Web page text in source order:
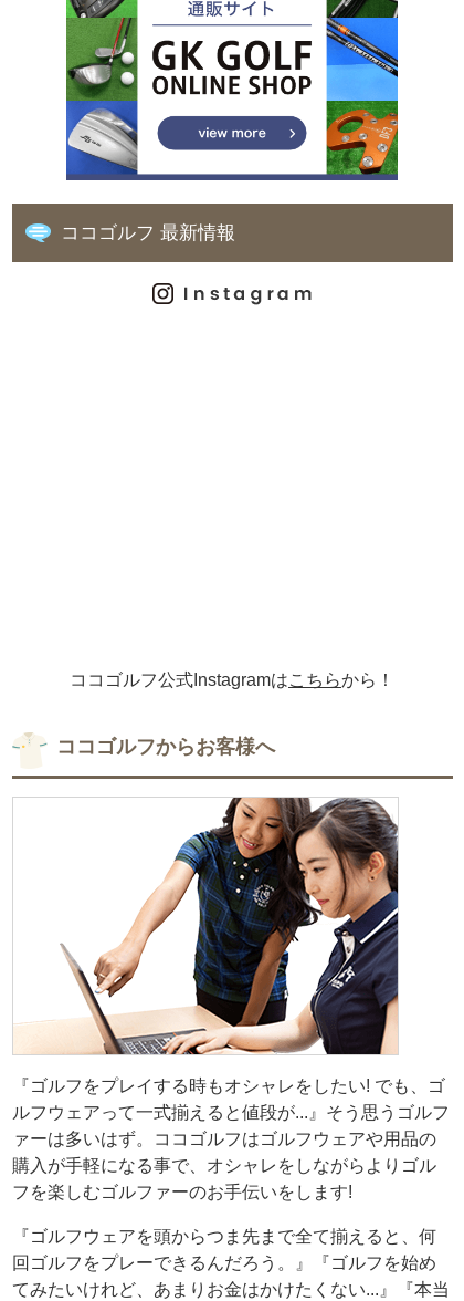
ココゴルフ 最新情報
ココゴルフ公式Instagramはこちらから！
ココゴルフからお客様へ
『ゴルフをプレイする時もオシャレをしたい! でも、ゴ
ルフウェアって一式揃えると値段が...』そう思うゴルフ
ァーは多いはず。ココゴルフはゴルフウェアや用品の
購入が手軽になる事で、オシャレをしながらよりゴル
フを楽しむゴルファーのお手伝いをします!
『ゴルフウェアを頭からつま先まで全て揃えると、何
回ゴルフをプレーできるんだろう。』『ゴルフを始め
てみたいけれど、あまりお金はかけたくない...』『本当